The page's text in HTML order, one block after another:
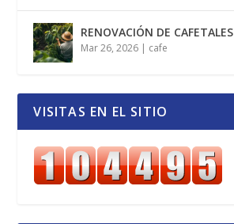
RENOVACIÓN DE CAFETALES
Mar 26, 2026 | cafe
VISITAS EN EL SITIO